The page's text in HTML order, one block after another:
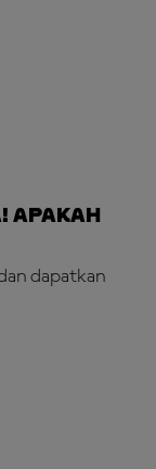
Apakah
dapatkan